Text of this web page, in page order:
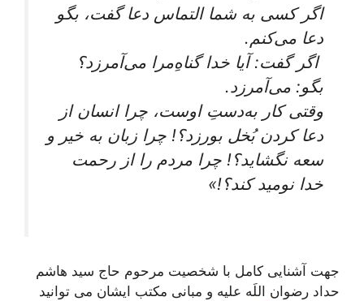
اگر کسی به شما التماس دعا گفت، بگو
دعا می‌کنم.
اگر گفت: آیا خدا گناهِ‌مرا می‌آمرزد؟
بگو: می‌آمرزد.
وقتی کار به‌دستِ اوست، چرا انسان از
دعا کردن بُخل بورزد؟! چرا زبان به خیر و
سعه نگشاید؟! چرا مردم را از رحمت
خدا نومید کند؟!»
جهت آشنایی کامل با شخصیت مرحوم حاج سید هاشم
حداد رضوان اللَه علیه و مبانی مکتب ایشان می توانید